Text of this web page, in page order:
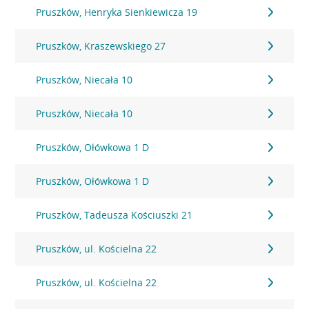
Pruszków, Henryka Sienkiewicza 19
Pruszków, Kraszewskiego 27
Pruszków, Niecała 10
Pruszków, Niecała 10
Pruszków, Ołówkowa 1 D
Pruszków, Ołówkowa 1 D
Pruszków, Tadeusza Kościuszki 21
Pruszków, ul. Kościelna 22
Pruszków, ul. Kościelna 22